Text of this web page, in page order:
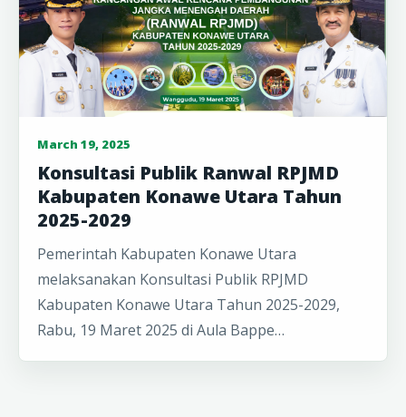
March 19, 2025
Konsultasi Publik Ranwal RPJMD
Kabupaten Konawe Utara Tahun
2025-2029
Pemerintah Kabupaten Konawe Utara
melaksanakan Konsultasi Publik RPJMD
Kabupaten Konawe Utara Tahun 2025-2029,
Rabu, 19 Maret 2025 di Aula Bappe…